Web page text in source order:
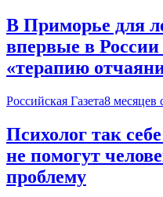
В Приморье для
впервые в
«терапию
Российская Газета8 месяцев
Психолог так
не помогут
проблему